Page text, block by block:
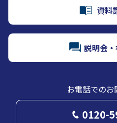
資料
説明会
お電話でのお
0120-